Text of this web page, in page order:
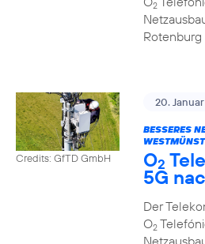
2
Credits: GfTD GmbH
20.
BESSERES
O2
5G
Der
O2